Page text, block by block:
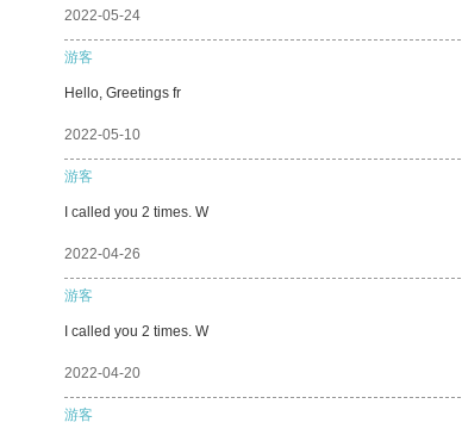
2022-05-24
游客
Hello, Greetings fr
2022-05-10
游客
I called you 2 times. W
2022-04-26
游客
I called you 2 times. W
2022-04-20
游客